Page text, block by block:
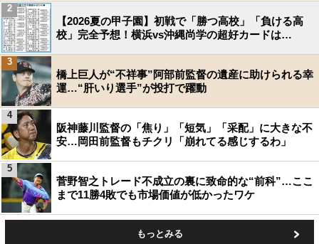
【2026夏の甲子園】初戦で「勝つ高校」「負ける高
校」完全予想！横浜vs沖縄尚学の超好カードは…
2
橋上巨人が“不祥事”阿部前監督の遺産に助けられる幸
運…“肝いり選手”が投打で躍動
3
阪神藤川監督の「焦り」「短気」「采配」に大きな不
安…岡田前監督もチクリ「崩れてる感じするわ」
4
菅野智之トレード不成立の裏に致命的な“前科”…ここ
まで11勝4敗でも市場価値が低かったワケ
5
もっとみる